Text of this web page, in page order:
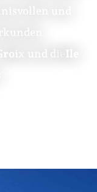
und
Groix